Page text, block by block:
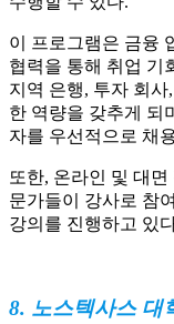
이 프로그램은 금융
협력을 통해 취업 기
지역 은행, 투자 회
한 역량을 갖추게 되
자를 우선적으로 채
또한, 온라인 및 대
문가들이 강사로 참
강의를 진행하고 있
8. 노스텍사스 대